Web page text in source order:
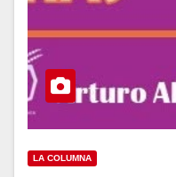
LA COLUMNA